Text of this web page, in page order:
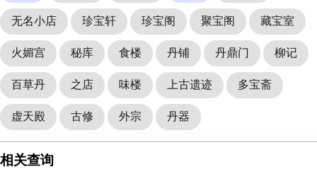
无名小店 珍宝轩 珍宝阁 聚宝阁 藏宝室
火媚宫 秘库 食楼 丹铺 丹鼎门 柳记
百草丹 之店 味楼 上古遗迹 多宝斋
虚天殿 古修 外宗 丹器
相关查询